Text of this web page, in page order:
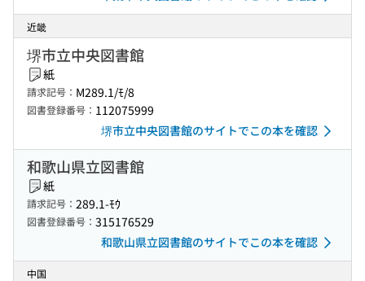
近畿
堺市立中央図書館
紙
請求記号： M289.1/ﾓ/8
図書登録番号： 112075999
堺市立中央図書館のサイトでこの本を確認
和歌山県立図書館
紙
請求記号： 289.1-ﾓｳ
図書登録番号： 315176529
和歌山県立図書館のサイトでこの本を確認
中国